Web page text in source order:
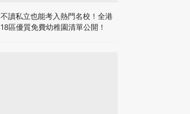
不讀私立也能考入熱門名校！全港
18區優質免費幼稚園清單公開！